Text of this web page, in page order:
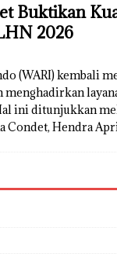
Buktikan
2026
(WARI) kembali
ini ditunjukkan
Condet, Hendra